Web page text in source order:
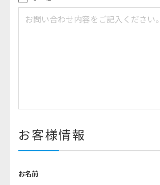
お客様情報
お名前